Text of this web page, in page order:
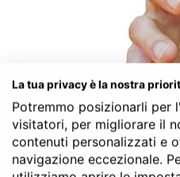
La tua privacy è la nostra
Potremmo posizionarli per
visitatori, per migliorare il
contenuti personalizzati e
navigazione eccezionale.